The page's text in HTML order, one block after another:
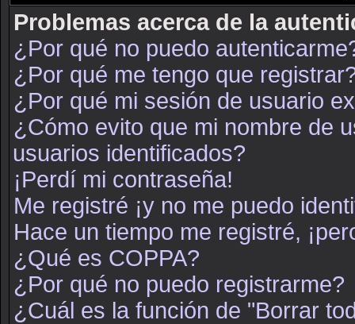
Problemas acerca de la
¿Por qué no puedo
¿Por qué me tengo que
¿Por qué mi sesión de usuario
¿Cómo evito que mi nombre de
usuarios identificados?
¡Perdí mi contraseña!
Me registré ¡y no me puedo
Hace un tiempo me registré,
¿Qué es COPPA?
¿Por qué no puedo registrarme?
¿Cuál es la función de "Borrar